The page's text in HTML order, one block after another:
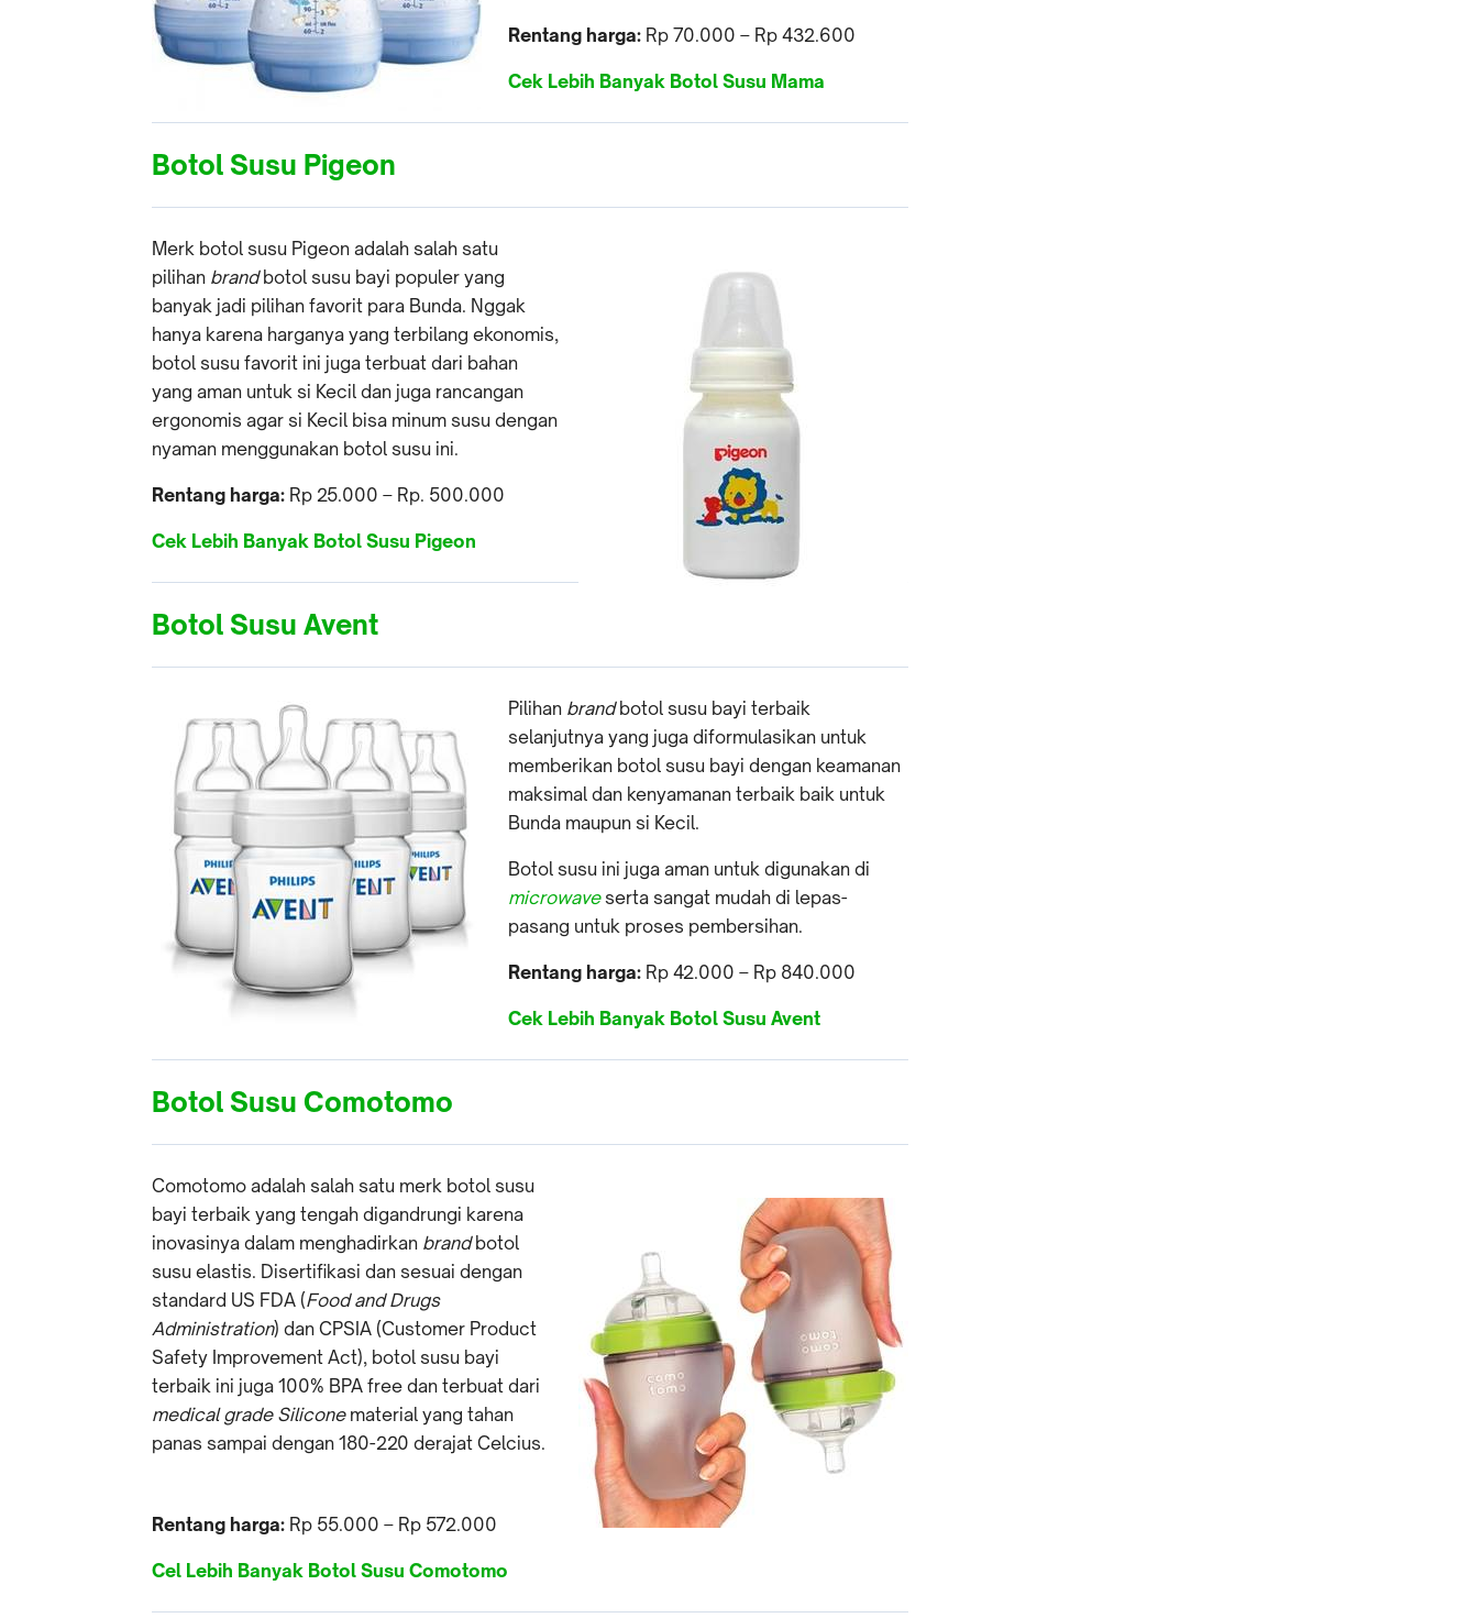
Rentang harga: Rp 70.000 – Rp 432.600
Cek Lebih Banyak Botol Susu Mama
Botol Susu Pigeon
Merk botol susu Pigeon adalah salah satu
pilihan brandbotol susu bayi populer yang
banyak jadi pilihan favorit para Bunda. Nggak
hanya karena harganya yang terbilang ekonomis,
botol susu favorit ini juga terbuat dari bahan
yang aman untuk si Kecil dan juga rancangan
ergonomis agar si Kecil bisa minum susu dengan
nyaman menggunakan botol susu ini.
Rentang harga: Rp 25.000 – Rp. 500.000
Cek Lebih Banyak Botol Susu Pigeon
Botol Susu Avent
Pilihan brandbotol susu bayi terbaik
selanjutnya yang juga diformulasikan untuk
memberikan botol susu bayi dengan keamanan
maksimal dan kenyamanan terbaik baik untuk
Bunda maupun si Kecil.
Botol susu ini juga aman untuk digunakan di
microwaveserta sangat mudah di lepas-
pasang untuk proses pembersihan.
Rentang harga: Rp 42.000 – Rp 840.000
Cek Lebih Banyak Botol Susu Avent
Botol Susu Comotomo
Comotomo adalah salah satu merk botol susu
bayi terbaik yang tengah digandrungi karena
inovasinya dalam menghadirkan brandbotol
susu elastis. Disertifikasi dan sesuai dengan
standard US FDA (Food and Drugs
Administration) dan CPSIA (Customer Product
Safety Improvement Act), botol susu bayi
terbaik ini juga 100% BPA free dan terbuat dari
medical grade Siliconematerial yang tahan
panas sampai dengan 180-220 derajat Celcius.
Rentang harga: Rp 55.000 – Rp 572.000
Cel Lebih Banyak Botol Susu Comotomo